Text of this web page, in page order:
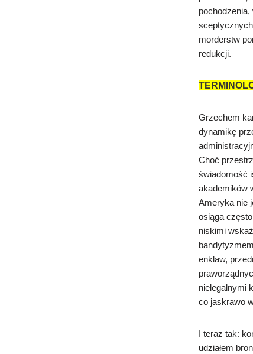
morderstw
redukcji.
Grzechem
dynamikę
Choć
świadomość
akademików
Ameryka nie
osiąga
niskimi
enklaw,
nielegalnymi
co jaskrawo
I teraz tak:
udziałem